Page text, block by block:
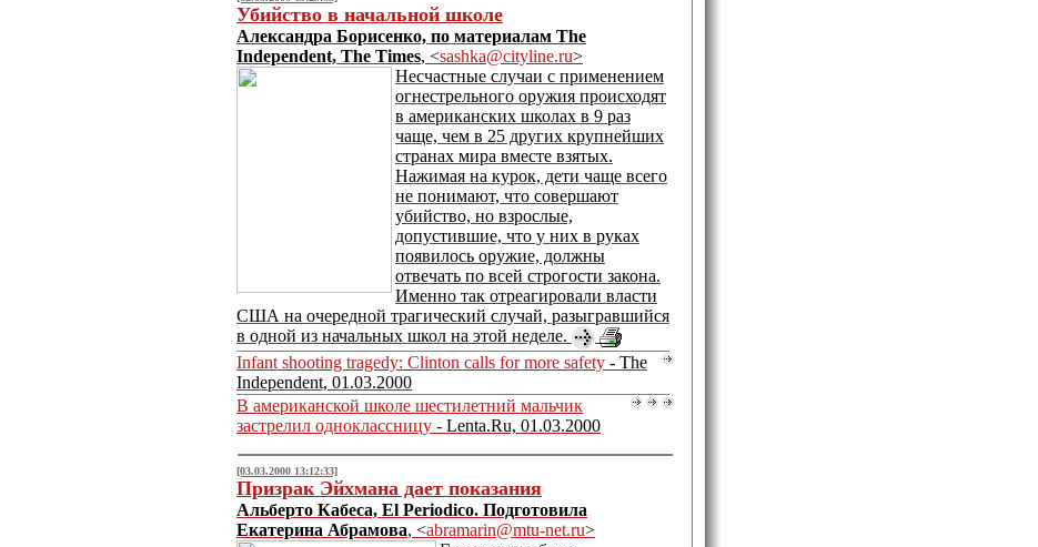
Убийство в начальной школе
Александра Борисенко, по материалам The
Independent, The Times, <sashka@cityline.ru>
Несчастные случаи с применением
огнестрельного оружия происходят
в американских школах в 9 раз
чаще, чем в 25 других крупнейших
странах мира вместе взятых.
Нажимая на курок, дети чаще всего
не понимают, что совершают
убийство, но взрослые,
допустившие, что у них в руках
появилось оружие, должны
отвечать по всей строгости закона.
Именно так отреагировали власти
США на очередной трагический случай, разыгравшийся
в одной из начальных школ на этой неделе.
Infant shooting tragedy: Clinton calls for more safety - The
Independent, 01.03.2000
В американской школе шестилетний мальчик
застрелил одноклассницу - Lenta.Ru, 01.03.2000
[03.03.2000 13:12:33]
Призрак Эйхмана дает показания
Альберто Кабеса, El Periodico. Подготовила
Екатерина Абрамова, <abramarin@mtu-net.ru>